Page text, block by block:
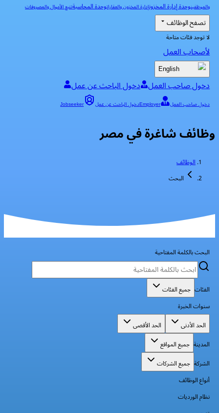
والموظفينوحدة إدارة المخزونإدارة المخزون والعقاراتوحدة المحاسبةتتبع الأموال والمصروفات
تصفح الوظائف
لا توجد فئات متاحة
لأصحاب العمل
English
دخول صاحب العمل دخول الباحث عن عمل
دخول صاحب العمل Employerدخول الباحث عن عمل Jobseeker
وظائف شاغرة في مصر
الوظائف
البحث
البحث بالكلمة المفتاحية
الفئات جميع الفئات
سنوات الخبرة
الحد الأدنى
الحد الأقصى
المدينة جميع المواقع
الشركة جميع الشركات
أنواع الوظائف
نظام الورديات